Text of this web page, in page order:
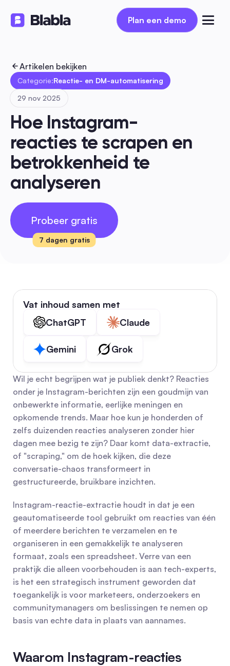
Plan een demo
Plan een demo
Artikelen bekijken
Categorie:Reactie- en DM-automatisering
29 nov 2025
Hoe Instagram-
reacties te scrapen en
betrokkenheid te
analyseren
Probeer gratis
7 dagen gratis
Vat inhoud samen met
ChatGPT
Claude
Gemini Grok
Wil je echt begrijpen wat je publiek denkt? Reacties
onder je Instagram-berichten zijn een goudmijn van
onbewerkte informatie, eerlijke meningen en
opkomende trends. Maar hoe kun je honderden of
zelfs duizenden reacties analyseren zonder hier
dagen mee bezig te zijn? Daar komt data-extractie,
of "scraping," om de hoek kijken, die deze
conversatie-chaos transformeert in
gestructureerde, bruikbare inzichten.
Instagram-reactie-extractie houdt in dat je een
geautomatiseerde tool gebruikt om reacties van één
of meerdere berichten te verzamelen en te
organiseren in een gemakkelijk te analyseren
formaat, zoals een spreadsheet. Verre van een
praktijk die alleen voorbehouden is aan tech-experts,
is het een strategisch instrument geworden dat
toegankelijk is voor marketeers, onderzoekers en
communitymanagers om beslissingen te nemen op
basis van echte data in plaats van aannames.
Waarom Instagram-reacties